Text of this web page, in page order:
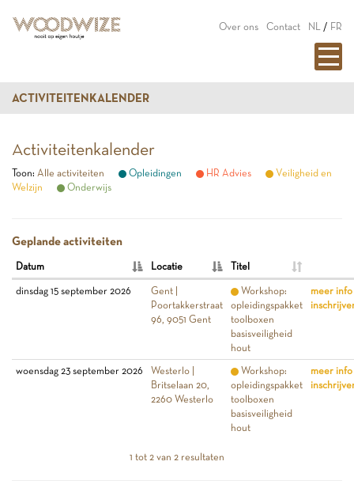
Over ons Contact NL / FR
ACTIVITEITENKALENDER
Activiteitenkalender
Toon: Alle activiteiten Opleidingen HR Advies
Veiligheid en
Welzijn
Onderwijs
Geplande activiteiten
Datum Locatie Titel
dinsdag 15 september 2026
Gent |
Poortakkerstraat
96, 9051 Gent
Workshop:
opleidingspakket
toolboxen
basisveiligheid
hout
meer info
woensdag 23 september 2026
Westerlo |
Britselaan 20,
2260 Westerlo
Workshop:
opleidingspakket
toolboxen
basisveiligheid
hout
meer info
1 tot 2 van 2 resultaten